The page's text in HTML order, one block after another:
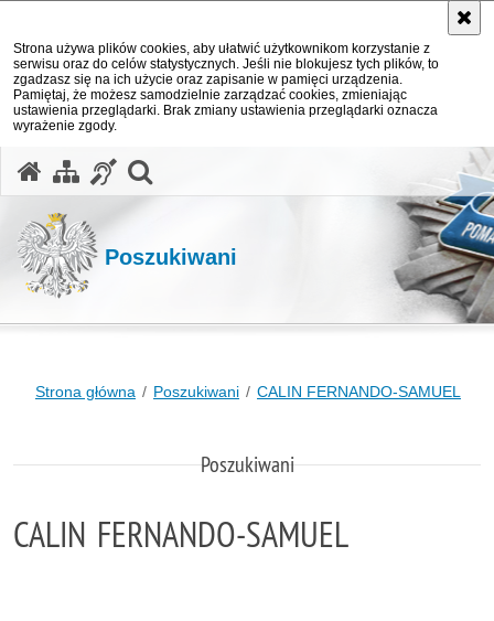
Strona używa plików cookies, aby ułatwić użytkownikom korzystanie z
serwisu oraz do celów statystycznych. Jeśli nie blokujesz tych plików, to
zgadzasz się na ich użycie oraz zapisanie w pamięci urządzenia.
Pamiętaj, że możesz samodzielnie zarządzać cookies, zmieniając
ustawienia przeglądarki. Brak zmiany ustawienia przeglądarki oznacza
wyrażenie zgody.
Poszukiwani
Strona główna Poszukiwani CALIN FERNANDO-SAMUEL
Poszukiwani
CALIN FERNANDO-SAMUEL